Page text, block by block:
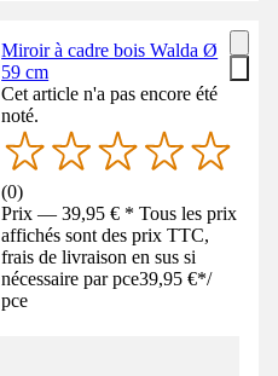
Miroir à cadre bois Walda Ø
59 cm
Cet article n'a pas encore été
noté.
(0)
Prix — 39,95 € * Tous les prix
affichés sont des prix TTC,
frais de livraison en sus si
nécessaire par pce39,95 €*/
pce